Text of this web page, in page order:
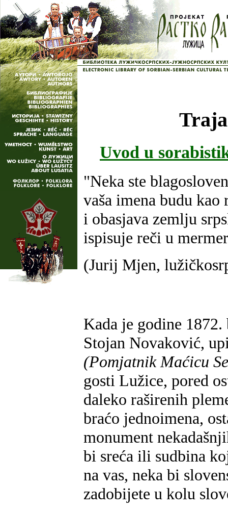
Uvod u
"Neka ste
vaša imena budu kao
i obasjava zemlju
ispisuje reči u
(Jurij Mjen,
Kada je godine
Stojan Novaković,
(Pomjatnik Maćicu
gosti Lužice, pored
daleko raširenih
braćo jednoimena,
monument
bi sreća ili sudbina
na vas, neka bi
zadobijete u kolu